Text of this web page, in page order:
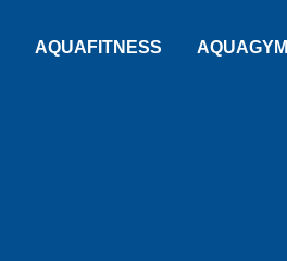
AQUAFITNESS
AQUAGYM